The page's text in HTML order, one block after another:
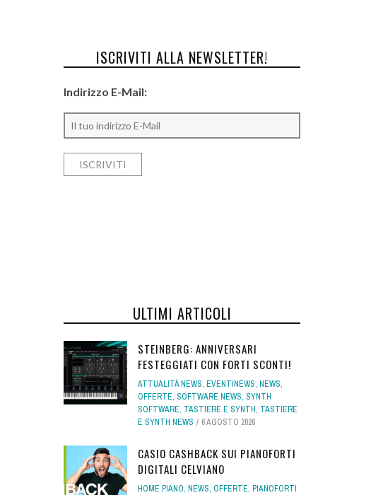
ISCRIVITI ALLA NEWSLETTER!
Indirizzo E-Mail:
ULTIMI ARTICOLI
STEINBERG: ANNIVERSARI
FESTEGGIATI CON FORTI SCONTI!
ATTUALITÀ NEWS, EVENTINEWS, NEWS,
OFFERTE, SOFTWARE NEWS, SYNTH
SOFTWARE, TASTIERE E SYNTH, TASTIERE
E SYNTH NEWS
6 AGOSTO 2026
CASIO CASHBACK SUI PIANOFORTI
DIGITALI CELVIANO
HOME PIANO, NEWS, OFFERTE, PIANOFORTI